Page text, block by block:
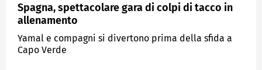
Spagna, spettacolare gara di colpi di tacco in
allenamento
Yamal e compagni si divertono prima della sfida a
Capo Verde